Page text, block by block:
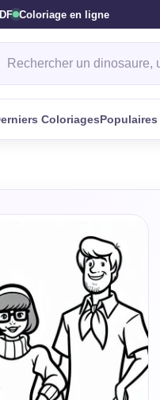
Coloriage en ligne
un coloriage
Coloriages